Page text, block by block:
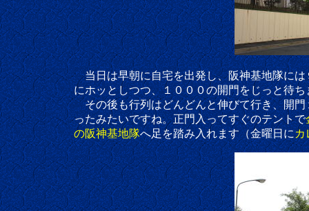
当日は早朝に自宅を出発し、阪神基地隊には９時
にホッとしつつ、１０００の開門をじっと待ち
その後も行列はどんどんと伸びて行き、開門１０分
ったみたいですね。正門入ってすぐのテントで
の阪神基地隊へ足を踏み入れます（金曜日にカ